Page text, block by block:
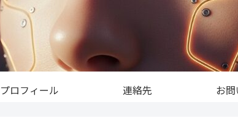
プロフィール 連絡先 お